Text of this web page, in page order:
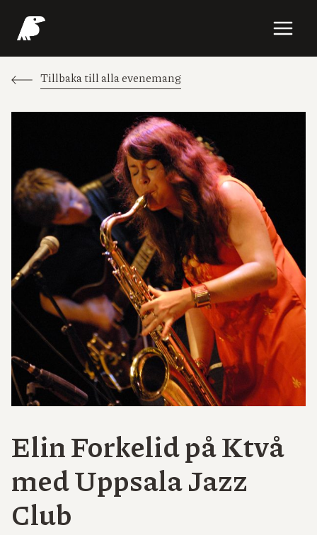
Tillbaka till alla evenemang
Elin Forkelid på Ktvå
med Uppsala Jazz
Club